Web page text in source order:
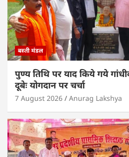
बस्ती मंडल
पुण्य तिथि पर याद किये गये
दूबेः योगदान पर चर्चा
7 August 2026 Anurag Lakshya